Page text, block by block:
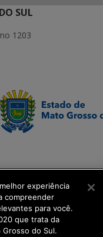
SUL
1203
experiência
compreender
para você.
que trata da
Grosso do Sul.